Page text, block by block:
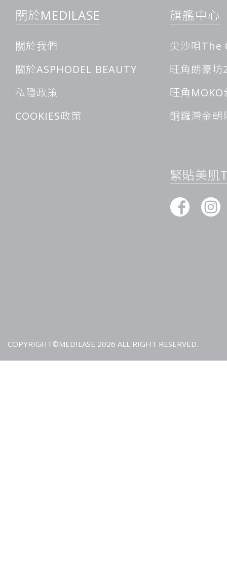
關於MEDILASE
關於我們
關於ASPHODEL BEAUTY
私隱政策
COOKIES政策
旗艦中心
尖沙咀The
旺角朗豪坊
旺角
銅鑼灣金朝
緊貼美肌
COPYRIGHT©MEDILASE 2026 ALL RIGHT RESERVED.